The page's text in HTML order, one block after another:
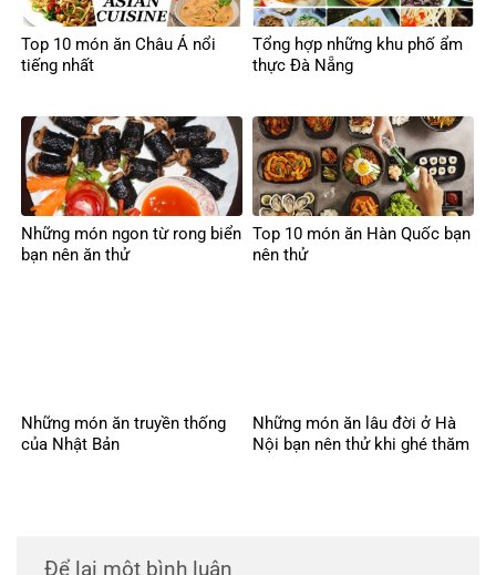
Top 10 món ăn Châu Á nổi
tiếng nhất
Tổng hợp những khu phố ẩm
thực Đà Nẵng
Những món ngon từ rong biển
bạn nên ăn thử
Top 10 món ăn Hàn Quốc bạn
nên thử
Những món ăn truyền thống
của Nhật Bản
Những món ăn lâu đời ở Hà
Nội bạn nên thử khi ghé thăm
Để lại một bình luận